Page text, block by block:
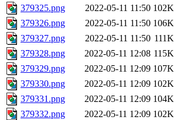
379325.png
2022-05-11 11:50 102K
379326.png
2022-05-11 11:50 106K
379327.png
2022-05-11 11:50 111K
379328.png
2022-05-11 12:08 115K
379329.png
2022-05-11 12:09 107K
379330.png
2022-05-11 12:09 102K
379331.png
2022-05-11 12:09 104K
379332.png
2022-05-11 12:09 102K